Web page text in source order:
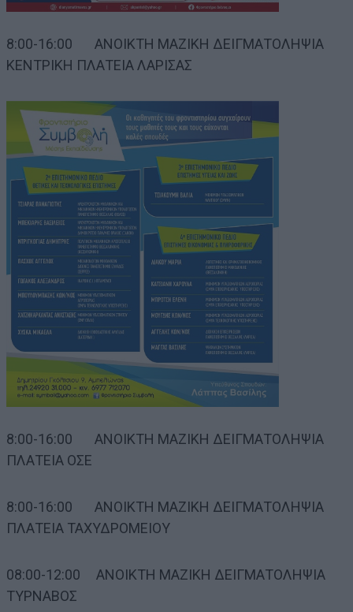
8:00-16:00 ΑΝΟΙΚΤΗ ΜΑΖΙΚΗ ΔΕΙΓΜΑΤΟΛΗΨΙΑ
ΚΕΝΤΡΙΚΗ ΠΛΑΤΕΙΑ ΛΑΡΙΣΑΣ
8:00-16:00 ΑΝΟΙΚΤΗ ΜΑΖΙΚΗ ΔΕΙΓΜΑΤΟΛΗΨΙΑ
ΠΛΑΤΕΙΑ ΟΣΕ
8:00-16:00 ΑΝΟΙΚΤΗ ΜΑΖΙΚΗ ΔΕΙΓΜΑΤΟΛΗΨΙΑ
ΠΛΑΤΕΙΑ ΤΑΧΥΔΡΟΜΕΙΟΥ
08:00-12:00 ΑΝΟΙΚΤΗ ΜΑΖΙΚΗ ΔΕΙΓΜΑΤΟΛΗΨΙΑ
ΤΥΡΝΑΒΟΣ